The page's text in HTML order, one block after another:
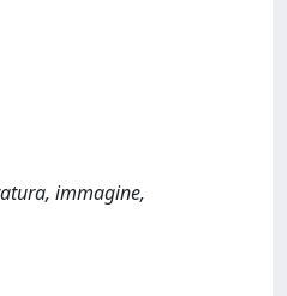
immagine,